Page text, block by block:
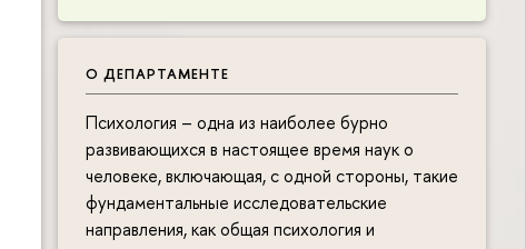
О ДЕПАРТАМЕНТЕ
Психология – одна из наиболее бурно
развивающихся в настоящее время наук о
человеке, включающая, с одной стороны, такие
фундаментальные исследовательские
направления, как общая психология и